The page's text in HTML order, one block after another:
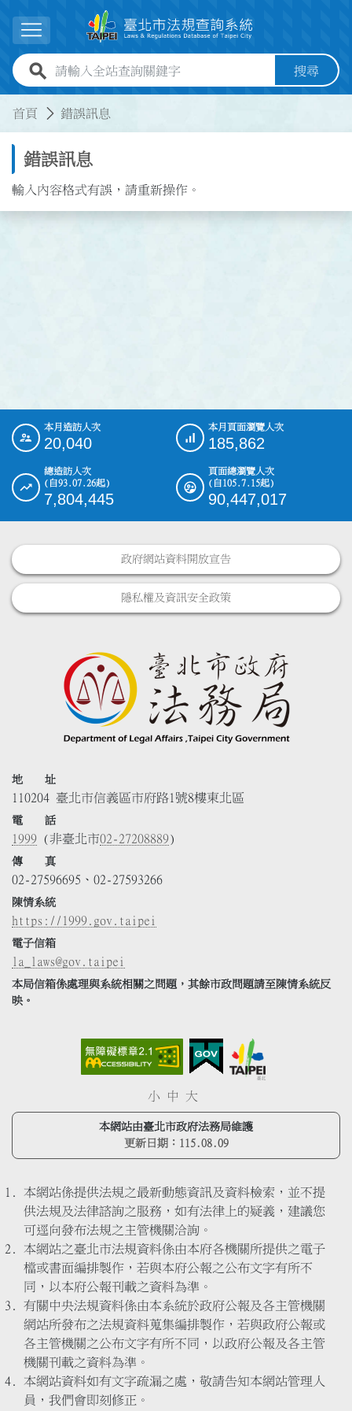
展開選單
全站查詢關鍵字欄位 搜尋
首頁 錯誤訊息
錯誤訊息
輸入內容格式有誤，請重新操作。
::: 本月造訪人次
20,040
本月頁面瀏覽人次
185,862
總造訪人次
(自93.07.26起)
7,804,445
頁面總瀏覽人次
(自105.7.15起)
90,447,017
政府網站資料開放宣告
隱私權及資訊安全政策
地 址
110204 臺北市信義區市府路1號8樓東北區
電 話
1999 (非臺北市02-27208889)
傳 真
02-27596695、02-27593266
陳情系統
https://1999.gov.taipei
電子信箱
la_laws@gov.taipei
本局信箱係處理與系統相關之問題，其餘市政問題請至陳情系統反
映。
小 中 大
本網站由臺北市政府法務局維護
更新日期： 115.08.09
本網站係提供法規之最新動態資訊及資料檢索，並不提
供法規及法律諮詢之服務，如有法律上的疑義，建議您
可逕向發布法規之主管機關洽詢。
本網站之臺北市法規資料係由本府各機關所提供之電子
檔或書面編排製作，若與本府公報之公布文字有所不
同，以本府公報刊載之資料為準。
有關中央法規資料係由本系統於政府公報及各主管機關
網站所發布之法規資料蒐集編排製作，若與政府公報或
各主管機關之公布文字有所不同，以政府公報及各主管
機關刊載之資料為準。
本網站資料如有文字疏漏之處，敬請告知本網站管理人
員，我們會即刻修正。